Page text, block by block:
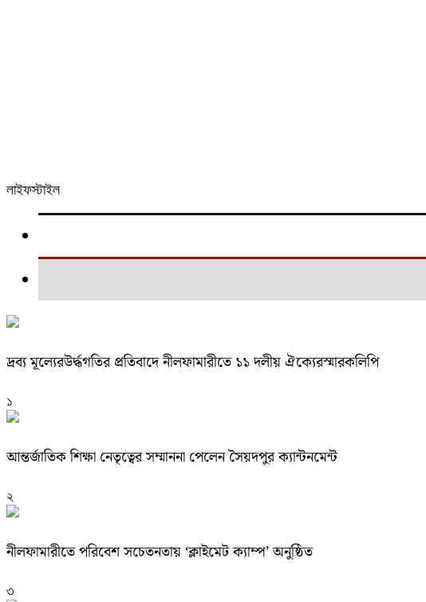
লাইফস্টাইল
দ্রব্য মূল্যেরউর্দ্ধগতির প্রতিবাদে নীলফামারীতে ১১ দলীয় ঐক্যেরস্মারকলিপি
১
আন্তর্জাতিক শিক্ষা নেতৃত্বের সম্মাননা পেলেন সৈয়দপুর ক্যান্টনমেন্ট
২
নীলফামারীতে পরিবেশ সচেতনতায় ‘ক্লাইমেট ক্যাম্প’ অনুষ্ঠিত
৩